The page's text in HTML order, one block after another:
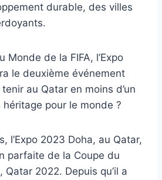
durable, des villes
Monde de la FIFA, l’Expo
le deuxième événement
au Qatar en moins d’un
héritage pour le monde ?
l’Expo 2023 Doha, au Qatar,
parfaite de la Coupe du
Qatar 2022. Depuis qu’il a